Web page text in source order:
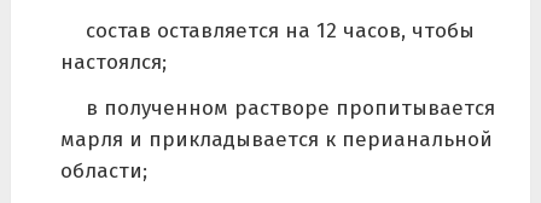
состав оставляется на 12 часов, чтобы
настоялся;
в полученном растворе пропитывается
марля и прикладывается к перианальной
области;